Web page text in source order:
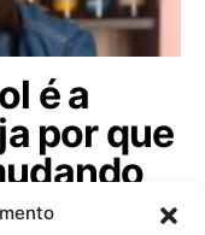
é a
por que
hoje!